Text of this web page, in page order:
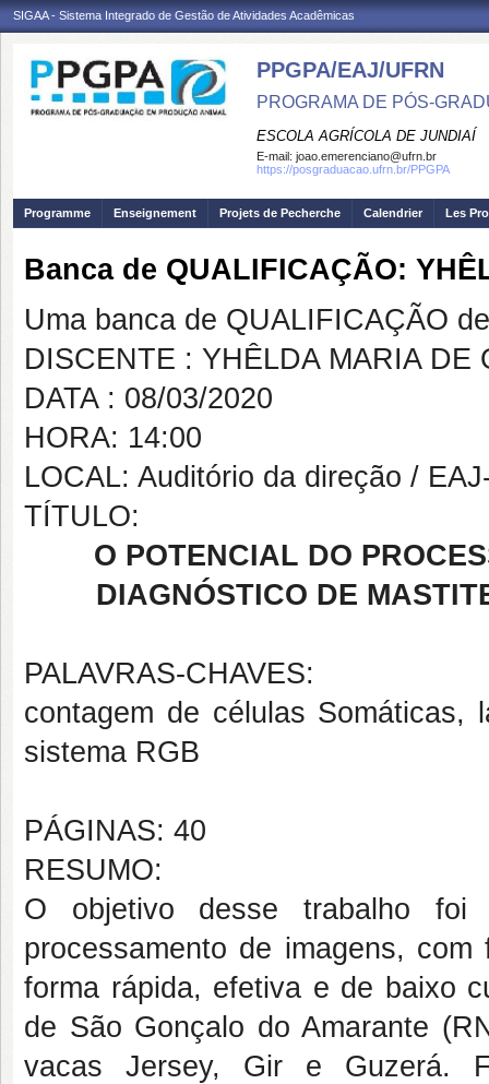
SIGAA - Sistema Integrado de Gestão de Atividades Acadêmicas
PPGPA/EAJ/UFRN
PROGRAMA DE PÓS-
ESCOLA AGRÍCOLA DE JUNDIAÍ
E-mail: joao.emerenciano@ufrn.br
https://posgraduacao.ufrn.br/PPGPA
Programme Enseignement Projets de Pecherche Calendrier Les
Banca de QUALIFICAÇÃO:
Uma banca de QUALIFICAÇÃO
DISCENTE : YHÊLDA MARIA DE
DATA : 08/03/2020
HORA: 14:00
LOCAL: Auditório da direção /
TÍTULO:
O POTENCIAL DO
DIAGNÓSTICO DE
PALAVRAS-CHAVES:
contagem de células Somáticas,
sistema RGB
PÁGINAS: 40
RESUMO:
O objetivo desse trabalho foi
processamento de imagens,
forma rápida, efetiva e de baixo
de São Gonçalo do Amarante
vacas Jersey, Gir e Guzerá.